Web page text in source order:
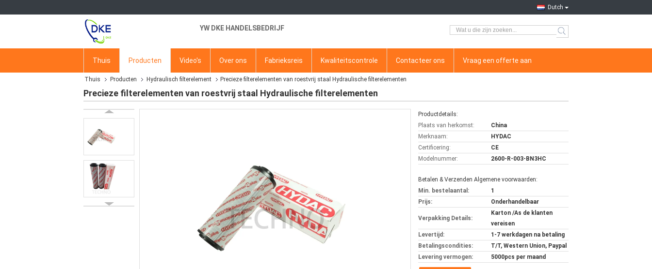
Dutch
YW DKE HANDELSBEDRIJF
Thuis Producten Video's Over ons Fabrieksreis Kwaliteitscontrole Contacteer ons Vraag een offerte aan
Thuis Producten Hydraulisch filterelement Precieze filterelementen van roestvrij staal Hydraulische filterelementen
Precieze filterelementen van roestvrij staal Hydraulische filterelementen
Productdetails:
Plaats van herkomst:
China
Merknaam:
HYDAC
Certificering:
CE
Modelnummer:
2600-R-003-BN3HC
Betalen & Verzenden Algemene voorwaarden:
Min. bestelaantal:
1
Prijs:
Onderhandelbaar
Verpakking Details:
Karton /As de klanten
vereisen
Levertijd:
1-7 werkdagen na betaling
Betalingscondities:
T/T, Western Union, Paypal
Levering vermogen:
5000pcs per maand